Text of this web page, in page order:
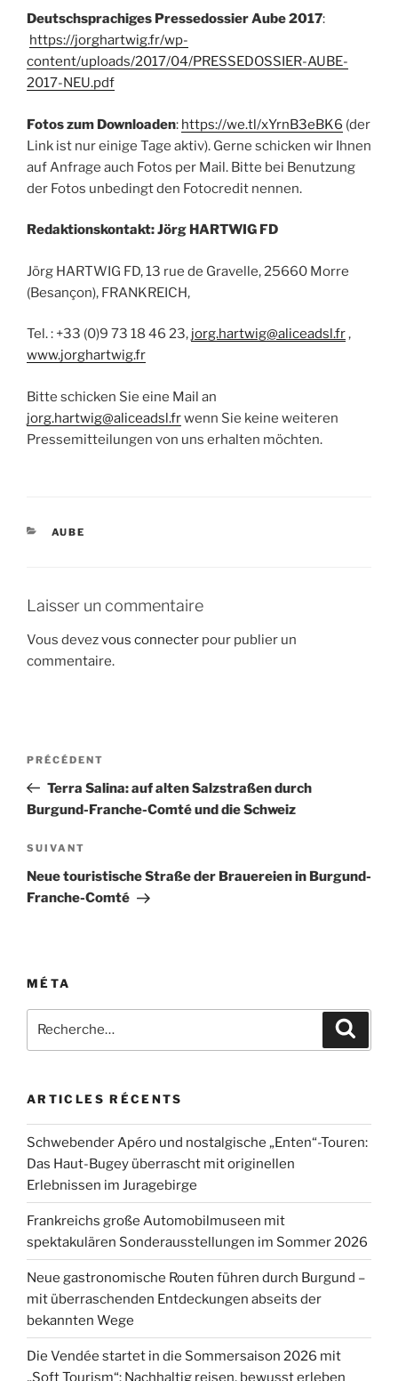
Deutschsprachiges Pressedossier Aube 2017:
https://jorghartwig.fr/wp-
content/uploads/2017/04/PRESSEDOSSIER-AUBE-
2017-NEU.pdf
Fotos zum Downloaden: https://we.tl/xYrnB3eBK6 (der
Link ist nur einige Tage aktiv). Gerne schicken wir Ihnen
auf Anfrage auch Fotos per Mail. Bitte bei Benutzung
der Fotos unbedingt den Fotocredit nennen.
Redaktionskontakt: Jörg HARTWIG FD
Jörg HARTWIG FD, 13 rue de Gravelle, 25660 Morre
(Besançon), FRANKREICH,
Tel. : +33 (0)9 73 18 46 23, jorg.hartwig@aliceadsl.fr,
www.jorghartwig.fr
Bitte schicken Sie eine Mail an
jorg.hartwig@aliceadsl.frwenn Sie keine weiteren
Pressemitteilungen von uns erhalten möchten.
CATÉGORIES
AUBE
Laisser un commentaire
Vous devezvous connecter pour publier un
commentaire.
Navigation
l’article
Article
précédent
PRÉCÉDENT
Terra Salina: auf alten Salzstraßen durch
Burgund-Franche-Comté und die Schweiz
Article
suivant
SUIVANT
Neue touristische Straße der Brauereien in Burgund-
Franche-Comté
MÉTA
pour
ARTICLES RÉCENTS
Schwebender Apéro und nostalgische „Enten“-Touren:
Das Haut-Bugey überrascht mit originellen
Erlebnissen im Juragebirge
Frankreichs große Automobilmuseen mit
spektakulären Sonderausstellungen im Sommer 2026
Neue gastronomische Routen führen durch Burgund –
mit überraschenden Entdeckungen abseits der
bekannten Wege
Die Vendée startet in die Sommersaison 2026 mit
„Soft Tourism“: Nachhaltig reisen, bewusst erleben